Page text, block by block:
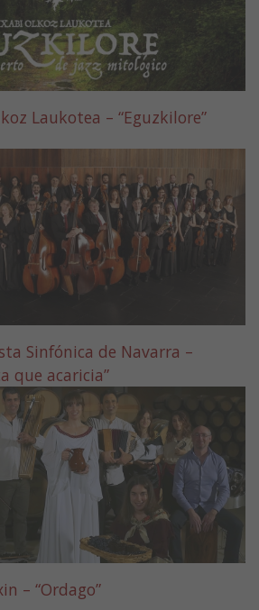
Laukotea – “Eguzkilore”
Sinfónica de Navarra –
que acaricia”
– “Ordago”